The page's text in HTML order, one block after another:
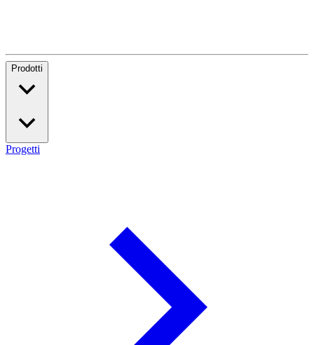
Prodotti
Progetti